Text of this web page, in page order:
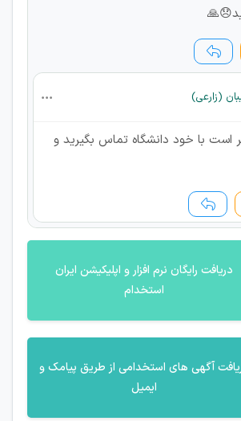
(زارعی)
است با خود دانشگاه تماس بگیرید و
دریافت رایگان نرم افزار و اپلیکیشن ایران
استخدام
آگهی های استخدامی از طریق پیامک و
ایمیل